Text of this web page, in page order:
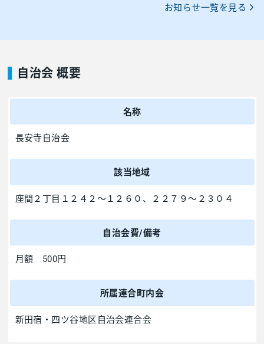
お知らせ一覧を見る
自治会 概要
名称
長安寺自治会
該当地域
座間２丁目１２４２～１２６０、２２７９～２３０４
自治会費/備考
月額 500円
所属連合町内会
新田宿・四ツ谷地区自治会連合会